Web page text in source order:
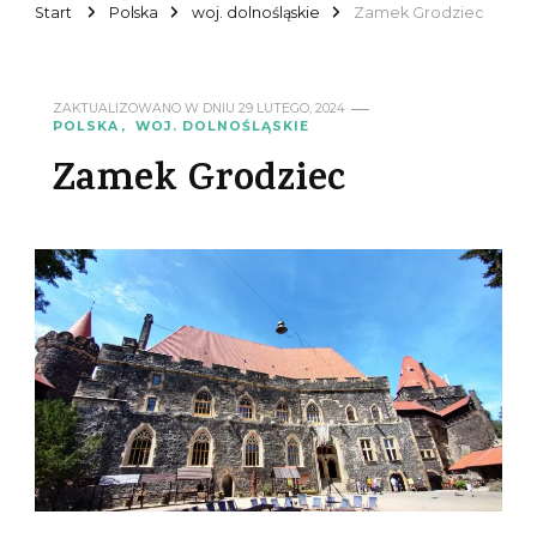
Start Polska woj. dolnośląskie Zamek Grodziec
ZAKTUALIZOWANO W DNIU 29 LUTEGO, 2024
POLSKA
WOJ. DOLNOŚLĄSKIE
Zamek Grodziec